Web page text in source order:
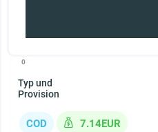
0
Typ und
Provision
COD 7.14EUR